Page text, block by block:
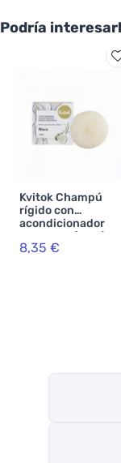
Podría
Kvitok Champú
rígido con
acondicionador
Maca XXL (50 g) -
estimula el
8,35 €